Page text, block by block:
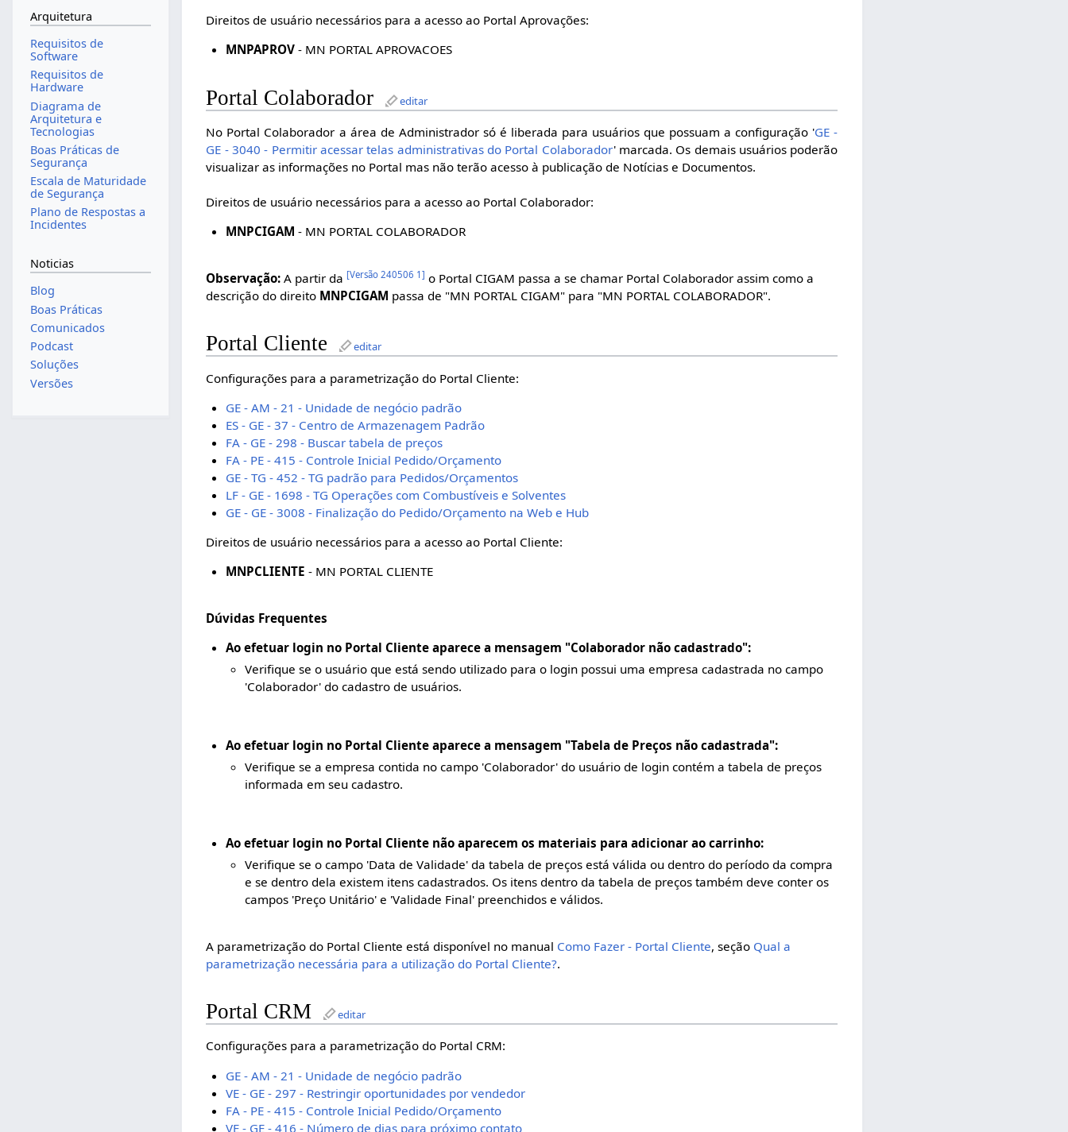
Direitos de usuário necessários para a acesso ao Portal Aprovações:
MNPAPROV- MN PORTAL APROVACOES
Portal Colaborador editar
No Portal Colaborador a área de Administrador só é liberada para usuários que possuam a configuração 'GE -
GE - 3040 - Permitir acessar telas administrativas do Portal Colaborador' marcada. Os demais usuários poderão
visualizar as informações no Portal mas não terão acesso à publicação de Notícias e Documentos.
Direitos de usuário necessários para a acesso ao Portal Colaborador:
MNPCIGAM - MN PORTAL COLABORADOR
Observação: A partir da [Versão 240506 1] o Portal CIGAM passa a se chamar Portal Colaborador assim como a
descrição do direito MNPCIGAM passa de "MN PORTAL CIGAM" para "MN PORTAL COLABORADOR".
Portal Cliente editar
Configurações para a parametrização do Portal Cliente:
GE - AM - 21 - Unidade de negócio padrão
ES - GE - 37 - Centro de Armazenagem Padrão
FA - GE - 298 - Buscar tabela de preços
FA - PE - 415 - Controle Inicial Pedido/Orçamento
GE - TG - 452 - TG padrão para Pedidos/Orçamentos
LF - GE - 1698 - TG Operações com Combustíveis e Solventes
GE - GE - 3008 - Finalização do Pedido/Orçamento na Web e Hub
Direitos de usuário necessários para a acesso ao Portal Cliente:
MNPCLIENTE - MN PORTAL CLIENTE
Dúvidas Frequentes
Ao efetuar login no Portal Cliente aparece a mensagem "Colaborador não cadastrado":
Verifique se o usuário que está sendo utilizado para o login possui uma empresa cadastrada no campo
'Colaborador' do cadastro de usuários.
Ao efetuar login no Portal Cliente aparece a mensagem "Tabela de Preços não cadastrada":
Verifique se a empresa contida no campo 'Colaborador' do usuário de login contém a tabela de preços
informada em seu cadastro.
Ao efetuar login no Portal Cliente não aparecem os materiais para adicionar ao carrinho:
Verifique se o campo 'Data de Validade' da tabela de preços está válida ou dentro do período da compra
e se dentro dela existem itens cadastrados. Os itens dentro da tabela de preços também deve conter os
campos 'Preço Unitário' e 'Validade Final' preenchidos e válidos.
A parametrização do Portal Cliente está disponível no manual Como Fazer - Portal Cliente, seção Qual a
parametrização necessária para a utilização do Portal Cliente?.
Portal CRM editar
Configurações para a parametrização do Portal CRM:
GE - AM - 21 - Unidade de negócio padrão
VE - GE - 297 - Restringir oportunidades por vendedor
FA - PE - 415 - Controle Inicial Pedido/Orçamento
VE - GE - 416 - Número de dias para próximo contato
Arquitetura
Requisitos de
Software
Requisitos de
Hardware
Diagrama de
Arquitetura e
Tecnologias
Boas Práticas de
Segurança
Escala de Maturidade
de Segurança
Plano de Respostas a
Incidentes
Noticias
Blog
Boas Práticas
Comunicados
Podcast
Soluções
Versões